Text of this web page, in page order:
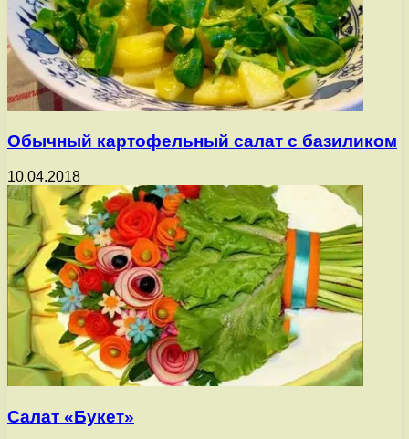
Обычный картофельный салат с базиликом
10.04.2018
Салат «Букет»